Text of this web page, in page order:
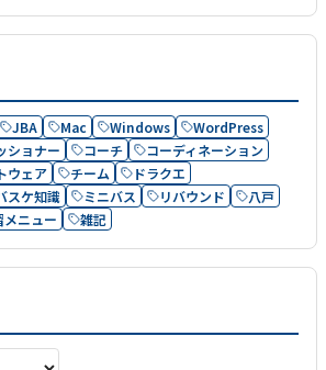
JBA Mac Windows
WordPress
ショナー コーチ
コーディネーション
ウェア チーム
ドラクエ
スケ知識 ミニバス リバウンド
八戸
メニュー 雑記